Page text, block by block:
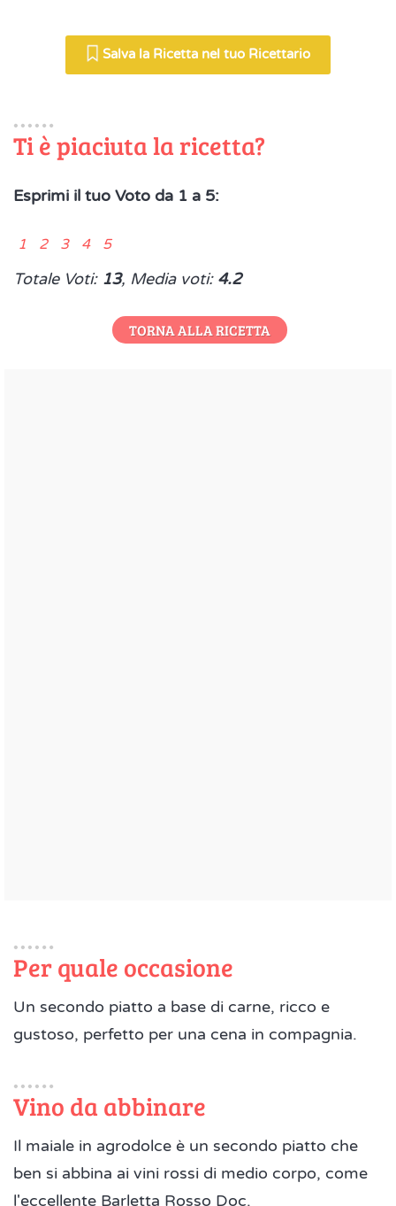
Salva la Ricetta nel tuo Ricettario
Ti è piaciuta la ricetta?
Esprimi il tuo Voto da 1 a 5:
1 2 3 4 5
Totale Voti: 13, Media voti: 4.2
TORNA ALLA RICETTA
Per quale occasione
Un secondo piatto a base di carne, ricco e
gustoso, perfetto per una cena in compagnia.
Vino da abbinare
Il maiale in agrodolce è un secondo piatto che
ben si abbina ai vini rossi di medio corpo, come
l'eccellente Barletta Rosso Doc.